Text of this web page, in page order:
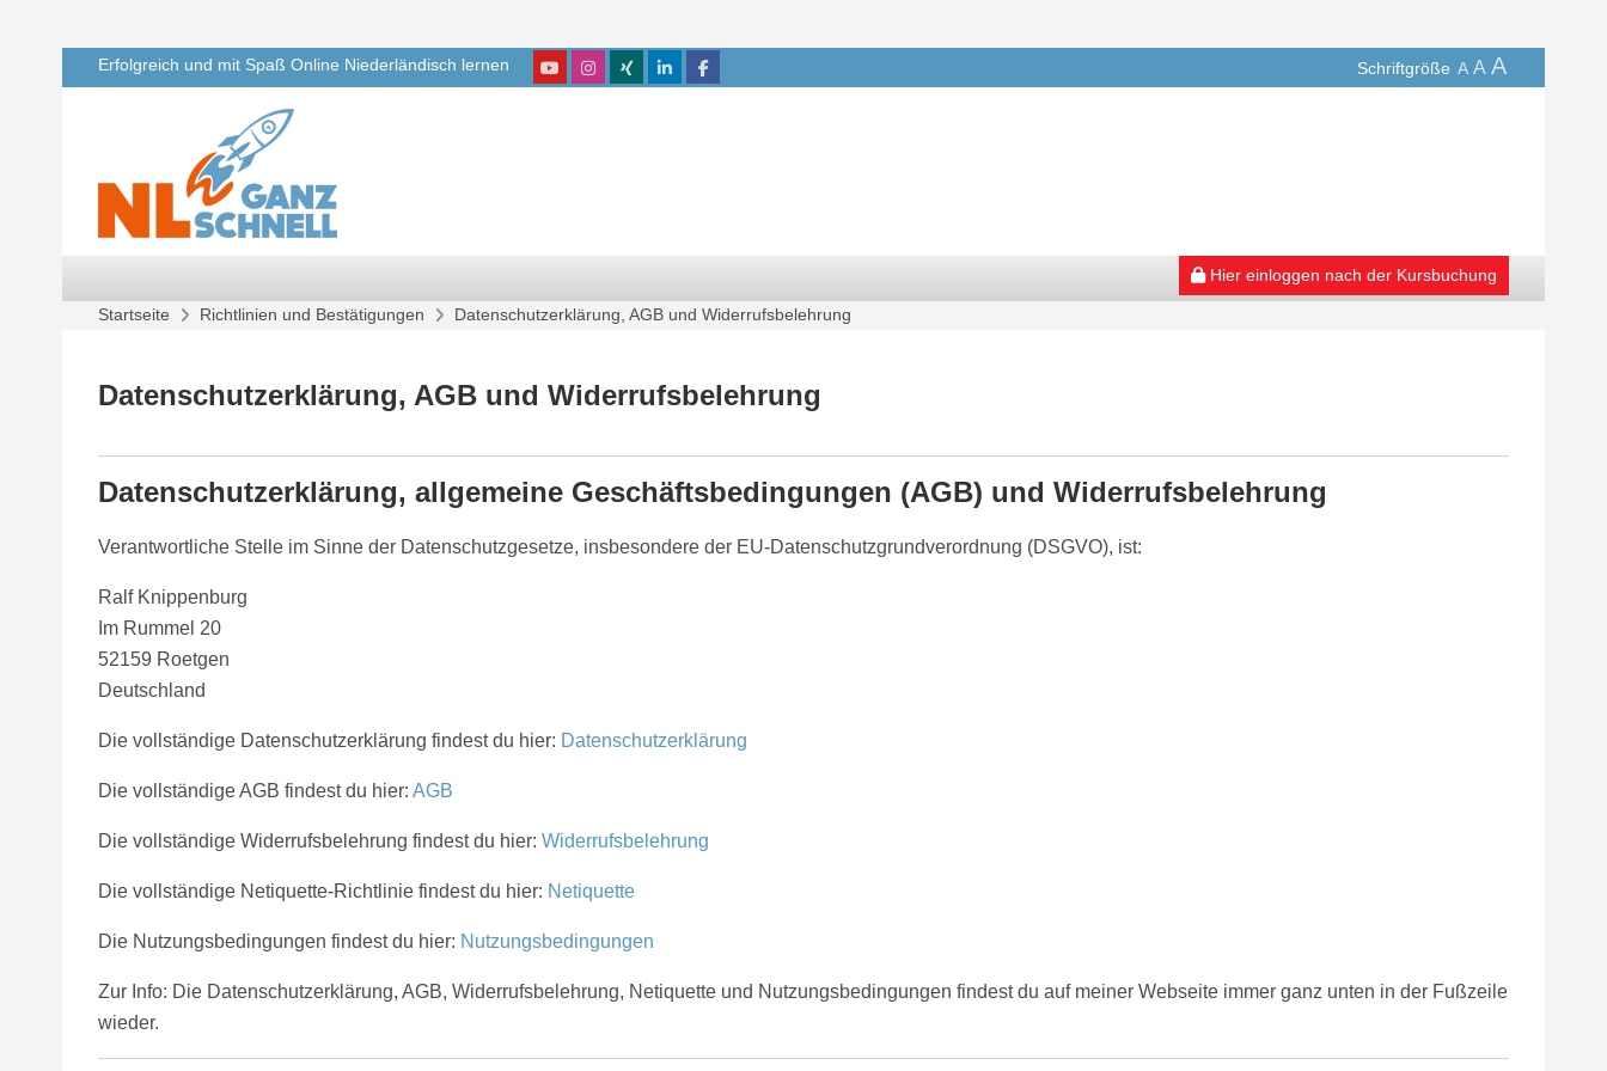
Erfolgreich und mit Spaß Online Niederländisch lernen Schriftgröße A A A
Hier einloggen nach der Kursbuchung
Startseite Richtlinien und Bestätigungen Datenschutzerklärung, AGB und Widerrufsbelehrung
Datenschutzerklärung, AGB und Widerrufsbelehrung
Datenschutzerklärung, allgemeine Geschäftsbedingungen (AGB) und Widerrufsbelehrung
Verantwortliche Stelle im Sinne der Datenschutzgesetze, insbesondere der EU-Datenschutzgrundverordnung (DSGVO), ist:
Ralf Knippenburg
Im Rummel 20
52159 Roetgen
Deutschland
Die vollständige Datenschutzerklärung findest du hier: Datenschutzerklärung
Die vollständige AGB findest du hier: AGB
Die vollständige Widerrufsbelehrung findest du hier: Widerrufsbelehrung
Die vollständige Netiquette-Richtlinie findest du hier: Netiquette
Die Nutzungsbedingungen findest du hier: Nutzungsbedingungen
Zur Info: Die Datenschutzerklärung, AGB, Widerrufsbelehrung, Netiquette und Nutzungsbedingungen findest du auf meiner Webseite immer ganz unten in der Fußzeile
wieder.